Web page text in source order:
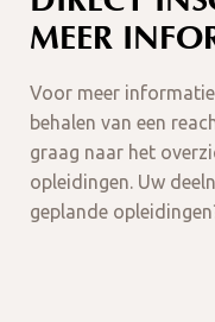
MEER
Voor meer
behalen van een
graag naar het
opleidingen. Uw
geplande